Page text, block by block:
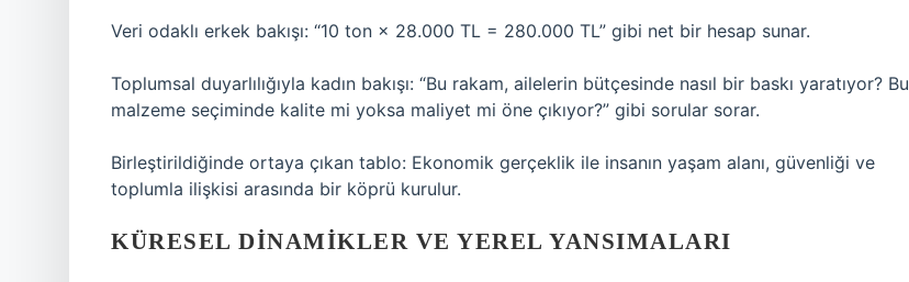
Veri odaklı erkek bakışı: “10 ton × 28.000 TL = 280.000 TL” gibi net bir hesap sunar.
Toplumsal duyarlılığıyla kadın bakışı: “Bu rakam, ailelerin bütçesinde nasıl bir baskı yaratıyor? Bu
malzeme seçiminde kalite mi yoksa maliyet mi öne çıkıyor?” gibi sorular sorar.
Birleştirildiğinde ortaya çıkan tablo: Ekonomik gerçeklik ile insanın yaşam alanı, güvenliği ve
toplumla ilişkisi arasında bir köprü kurulur.
KÜRESEL DINAMIKLER VE YEREL YANSIMALARI